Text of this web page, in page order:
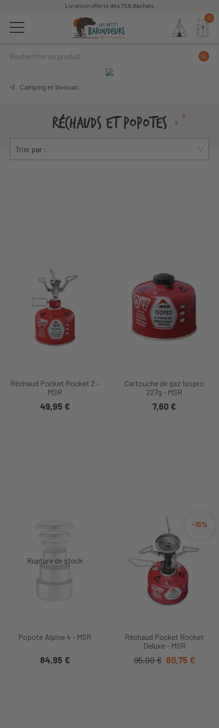
Livraison offerte dès 75€ d'achats
0
Camping et bivouac
RÉCHAUDS ET POPOTES
Trier par :
Réchaud Pocket Rocket 2 -
MSR
49,95 €
Cartouche de gaz Isopro
227g - MSR
7,60 €
Popote Alpine 4 - MSR
84,95 €
Réchaud Pocket Rocket
Deluxe - MSR
-15%
95,00 € 80,75 €